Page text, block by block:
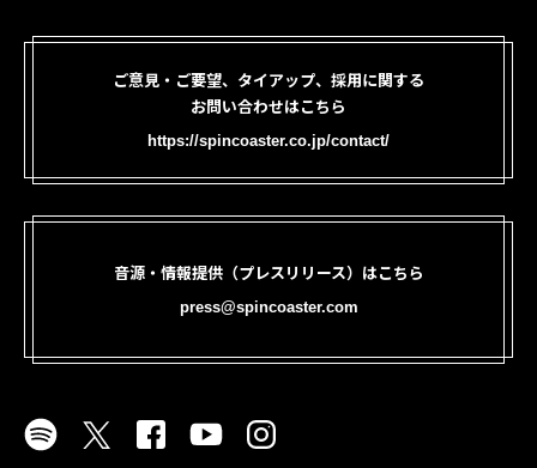
ご意見・ご要望、タイアップ、採用に関する
お問い合わせはこちら
https://spincoaster.co.jp/contact/
音源・情報提供（プレスリリース）はこちら
press@spincoaster.com